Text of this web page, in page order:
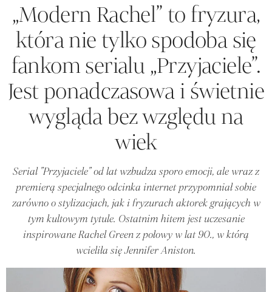
„Modern Rachel” to fryzura,
która nie tylko spodoba się
fankom serialu „Przyjaciele”.
Jest ponadczasowa i świetnie
wygląda bez względu na
wiek
Serial "Przyjaciele" od lat wzbudza sporo emocji, ale wraz z
premierą specjalnego odcinka internet przypomniał sobie
zarówno o stylizacjach, jak i fryzurach aktorek grających w
tym kultowym tytule. Ostatnim hitem jest uczesanie
inspirowane Rachel Green z połowy w lat 90., w którą
wcieliła się Jennifer Aniston.